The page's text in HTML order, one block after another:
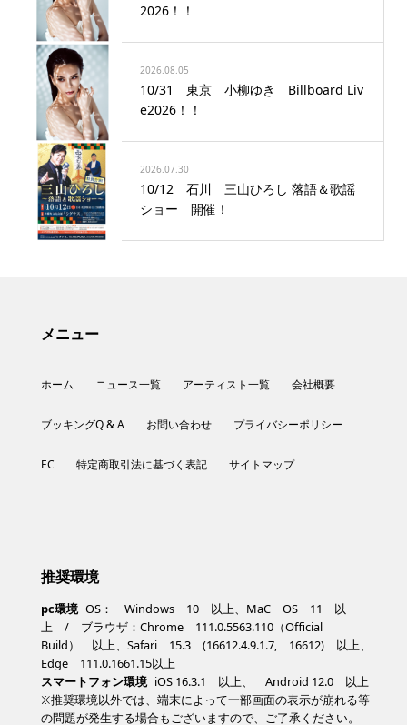
2026！！
2026.08.05
10/31 東京 小柳ゆき Billboard Liv
e2026！！
2026.07.30
10/12 石川 三山ひろし 落語＆歌謡
ショー 開催！
メニュー
ホーム ニュース一覧 アーティスト一覧 会社概要
ブッキングQ & A お問い合わせ プライバシーポリシー
EC 特定商取引法に基づく表記 サイトマップ
推奨環境
pc環境 OS： Windows 10 以上、MaC OS 11 以
上 / ブラウザ：Chrome 111.0.5563.110（Official
Build） 以上、Safari 15.3 (16612.4.9.1.7, 16612) 以上、
Edge 111.0.1661.15以上
スマートフォン環境 iOS 16.3.1 以上、 Android 12.0 以上
※推奨環境以外では、端末によって一部画面の表示が崩れる等
の問題が発生する場合もございますので、ご了承ください。